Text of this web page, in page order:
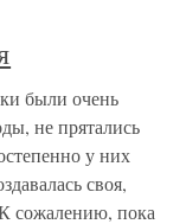
были очень
не прятались
у них
своя,
сожалению, пока